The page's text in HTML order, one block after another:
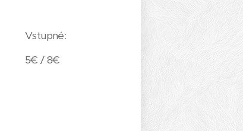
Vstupné:
5€ / 8€